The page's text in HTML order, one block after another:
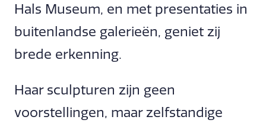
Hals Museum, en met presentaties in
buitenlandse galerieën, geniet zij
brede erkenning.
Haar sculpturen zijn geen
voorstellingen, maar zelfstandige